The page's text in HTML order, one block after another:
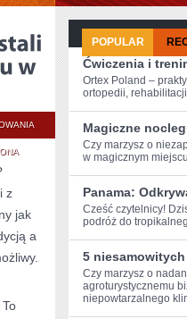
ZŁOTE
KOLCZYKI
DIAMENTAMI
CZY
MODNEJ
z
jak
a
POPULAR
Ćwiczenia i
Ortex Poland –
ortopedii,
Magiczne
Czy‌ marzysz o
‌w magicznym
Panama:
Cześć​ czytelnicy!
podróż do
5 niesamowitych
Czy⁢ marzysz o
agroturystycznemu
niepowtarzalnego